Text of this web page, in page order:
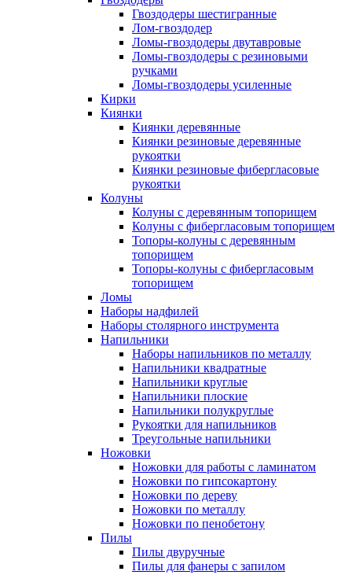
Гвоздодеры шестигранные
Лом-гвоздодер
Ломы-гвоздодеры двутавровые
Ломы-гвоздодеры с резиновыми
ручками
Ломы-гвоздодеры усиленные
Кирки
Киянки
Киянки деревянные
Киянки резиновые деревянные
рукоятки
Киянки резиновые фибергласовые
рукоятки
Колуны
Колуны с деревянным топорищем
Колуны с фибергласовым топорищем
Топоры-колуны с деревянным
топорищем
Топоры-колуны с фибергласовым
топорищем
Ломы
Наборы надфилей
Наборы столярного инструмента
Напильники
Наборы напильников по металлу
Напильники квадратные
Напильники круглые
Напильники плоские
Напильники полукруглые
Рукоятки для напильников
Треугольные напильники
Ножовки
Ножовки для работы с ламинатом
Ножовки по гипсокартону
Ножовки по дереву
Ножовки по металлу
Ножовки по пенобетону
Пилы
Пилы двуручные
Пилы для фанеры с запилом